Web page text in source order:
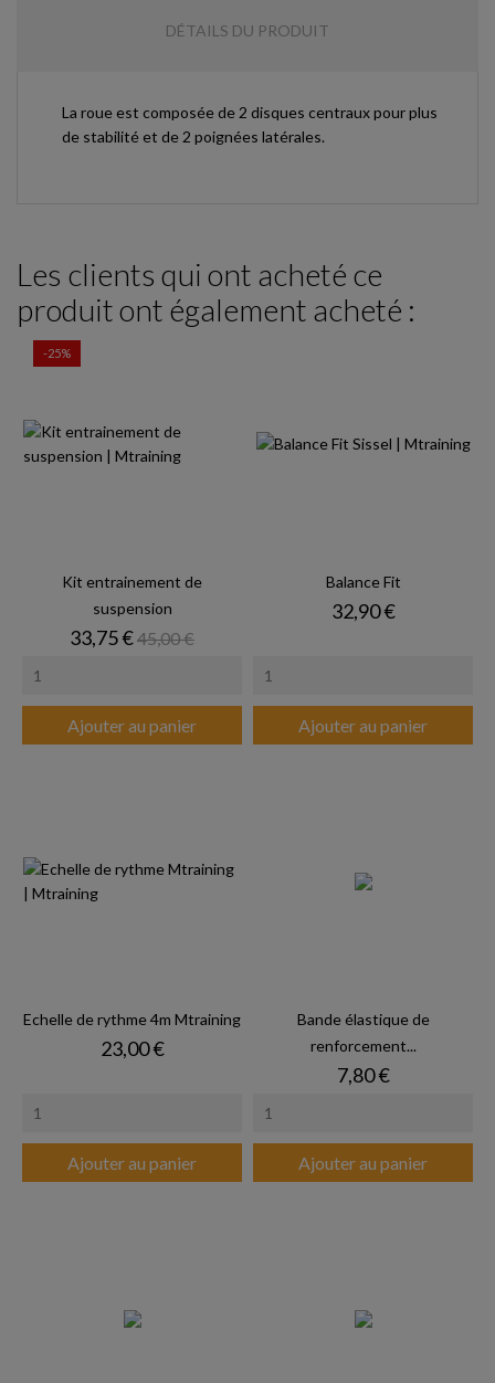
DÉTAILS DU PRODUIT
La roue est composée de 2 disques centraux pour plus
de stabilité et de 2 poignées latérales.
Les clients qui ont acheté ce
produit ont également acheté :
Kit entrainement de
suspension
Prix
33,75 €Prix de base
45,00 €
Ajouter au panier
-25%
Balance Fit
Prix
32,90 €
Ajouter au panier
Echelle de rythme 4m Mtraining
Prix
23,00 €
Ajouter au panier
Bande élastique de
renforcement...
Prix
7,80 €
Ajouter au panier